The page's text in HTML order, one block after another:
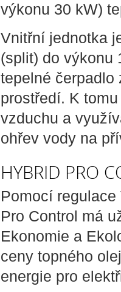
výkonu 30 kW)
Vnitřní jednotka
(split) do výkonu
tepelné čerpadlo
prostředí. K
vzduchu a
ohřev vody na
HYBRID PRO
Pomocí
Pro Control má
Ekonomie a
ceny topného
energie pro